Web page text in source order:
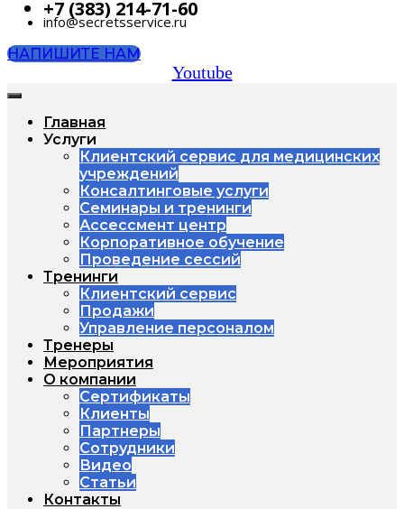
+7 (383) 214-71-60
info@secretsservice.ru
НАПИШИТЕ НАМ
Youtube
Главная
Услуги
Клиентский сервис для медицинских
учреждений
Консалтинговые услуги
Семинары и тренинги
Ассессмент центр
Корпоративное обучение
Проведение сессий
Тренинги
Клиентский сервис
Продажи
Управление персоналом
Тренеры
Мероприятия
О компании
Сертификаты
Клиенты
Партнеры
Сотрудники
Видео
Статьи
Контакты